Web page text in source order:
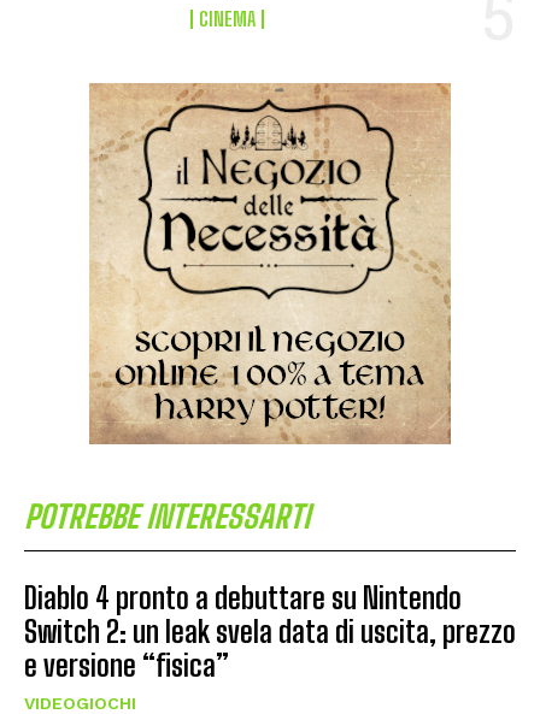
CINEMA
POTREBBE INTERESSARTI
Diablo 4 pronto a debuttare su Nintendo
Switch 2: un leak svela data di uscita, prezzo
e versione “fisica”
VIDEOGIOCHI